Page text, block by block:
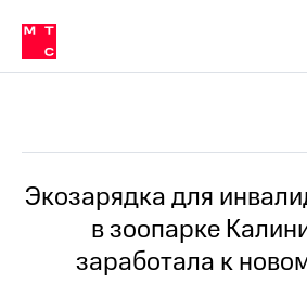
Медиа-центр
и акционерам
Устойчивое развитие
Комплаенс и деловая этика
компании
Карьера
История
компании
Руководство
в МТС
Пресс-
релизы
МТС
о технологиях
Экозарядка для
в зоопарке
заработала к